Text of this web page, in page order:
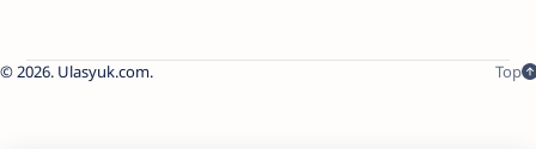
2026. Ulasyuk.com.